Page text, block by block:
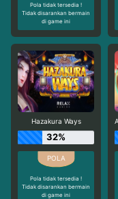
Pola tidak tersedia !
Tidak disarankan bermain
di game ini
Hazakura Ways
32%
Pola tidak tersedia !
Tidak disarankan bermain
di game ini